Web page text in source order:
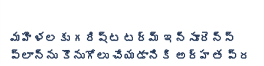
మహిళలకు గరిష్ట టర్మ్ ఇన్సూరెన్స్
ప్లాన్‌ను కొనుగోలు చేయడానికి అర్హత ప్ర